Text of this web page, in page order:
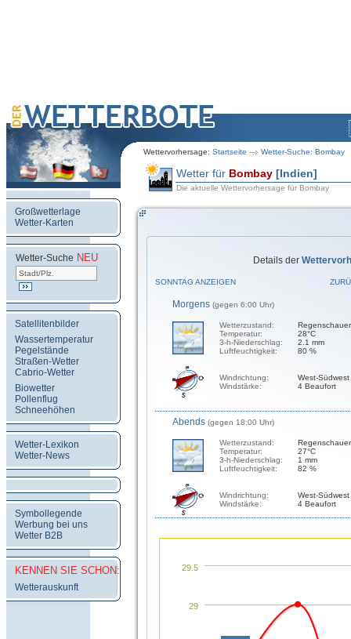
Wettervorhersage: Startseite Wetter-Suche: Bombay
Großwetterlage
Wetter-Karten
Wetter-Suche NEU
Satellitenbilder
Wassertemperatur
Pegelstände
Straßen-Wetter
Cabrio-Wetter
Biowetter
Pollenflug
Schneehöhen
Wetter-Lexikon
Wetter-News
Symbollegende
Werbung bei uns
Wetter B2B
KENNEN SIE SCHON:
Wetterauskunft
Wetter für Bombay [Indien]
Die aktuelle Wettervorhersage für Bombay
Details der
SONNTAG ANZEIGEN
Morgens (gegen 6:00 Uhr)
Wetterzustand:
Temperatur:
3-h-Niederschlag:
Luftfeuchtigkeit:
Regenschauer
28°C
2.1 mm
80 %
Windrichtung:
Windstärke:
West-Südwest
4 Beaufort
Abends (gegen 18:00 Uhr)
Wetterzustand:
Temperatur:
3-h-Niederschlag:
Luftfeuchtigkeit:
Regenschauer
27°C
1 mm
82 %
Windrichtung:
Windstärke:
West-Südwest
4 Beaufort
29
29.5